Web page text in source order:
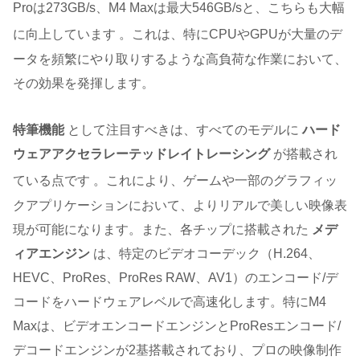
Proは273GB/s、M4 Maxは最大546GB/sと、こちらも大幅
に向上しています 。これは、特にCPUやGPUが大量のデ
ータを頻繁にやり取りするような高負荷な作業において、
その効果を発揮します。
特筆機能として注目すべきは、すべてのモデルにハード
ウェアアクセラレーテッドレイトレーシングが搭載され
ている点です 。これにより、ゲームや一部のグラフィッ
クアプリケーションにおいて、よりリアルで美しい映像表
現が可能になります。また、各チップに搭載された メデ
ィアエンジン は、特定のビデオコーデック（H.264、
HEVC、ProRes、ProRes RAW、AV1）のエンコード/デ
コードをハードウェアレベルで高速化します。特にM4
Maxは、ビデオエンコードエンジンとProResエンコード/
デコードエンジンが2基搭載されており、プロの映像制作